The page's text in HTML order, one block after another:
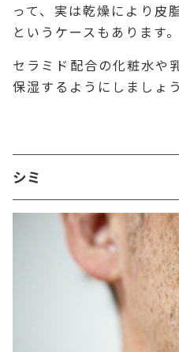
って、実は乾燥により皮
というケースもあります。
セラミド配合の化粧水や
保湿するようにしましょう
シミ